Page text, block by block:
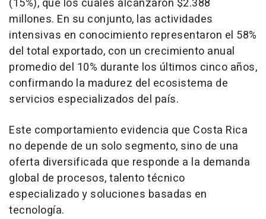
(15%), que los cuales alcanzaron $2.388
millones. En su conjunto, las actividades
intensivas en conocimiento representaron el 58%
del total exportado, con un crecimiento anual
promedio del 10% durante los últimos cinco años,
confirmando la madurez del ecosistema de
servicios especializados del país.
Este comportamiento evidencia que Costa Rica
no depende de un solo segmento, sino de una
oferta diversificada que responde a la demanda
global de procesos, talento técnico
especializado y soluciones basadas en
tecnología.